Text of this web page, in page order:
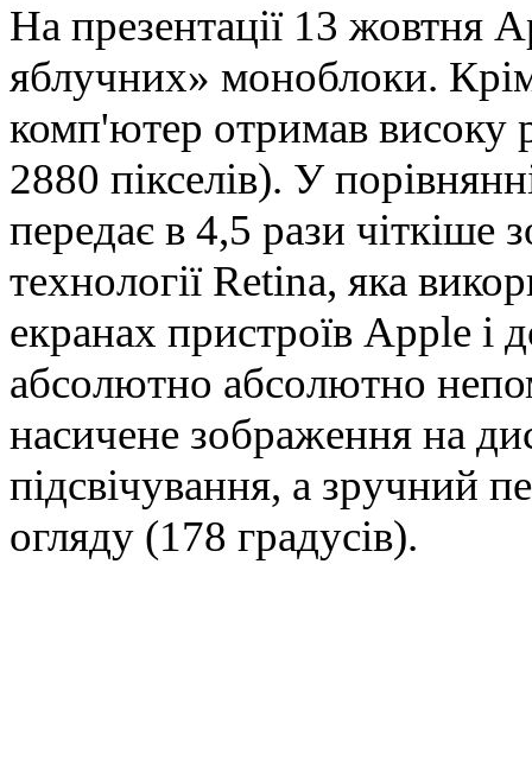
На презентації 13 жовтня
яблучних» моноблоки.
комп'ютер отримав високу
2880 пікселів). У
передає в 4,5 рази чіткіше
технології Retina, яка
екранах пристроїв Apple і
абсолютно абсолютно
насичене зображення на
підсвічування, а зручний
огляду (178 градусів).